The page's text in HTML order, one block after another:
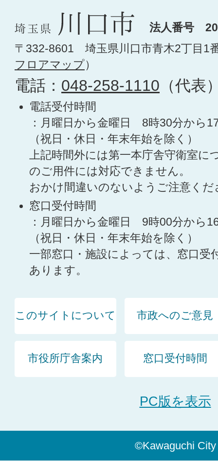
法人番号
〒332-8601 埼玉県川口市青木2丁目1
フロアマップ）
電話： 048-258-1110 （代表
電話受付時間
：月曜日から金曜日 8時30分から
（祝日・休日・年末年始を除く）
上記時間外には第一本庁舎守衛室に
のご用件には対応できません。
おかけ間違いのないようご注意くだ
窓口受付時間
：月曜日から金曜日 9時00分から
（祝日・休日・年末年始を除く）
一部窓口・施設によっては、窓口受
あります。
このサイトについて 市政へのご意見
市役所庁舎案内 窓口受付時間
PC版を表示
©Kawaguchi City